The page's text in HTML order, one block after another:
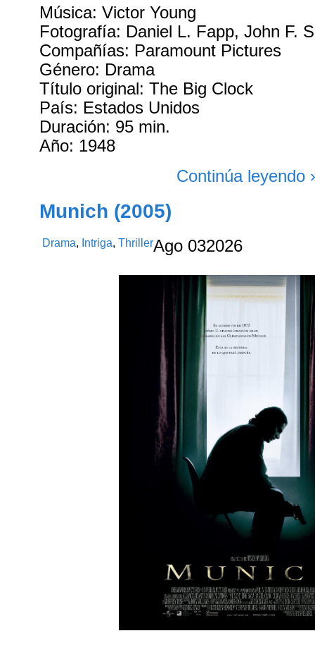
Música: Victor Young
Fotografía: Daniel L. Fapp, John F.
Compañías: Paramount Pictures
Género: Drama
Título original: The Big Clock
País: Estados Unidos
Duración: 95 min.
Año: 1948
Continúa leyendo
Munich (2005)
Drama, Intriga,ThrillerAgo 032026